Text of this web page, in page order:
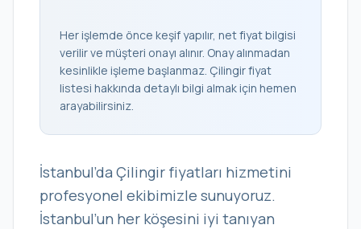
Her işlemde önce keşif yapılır, net fiyat bilgisi
verilir ve müşteri onayı alınır. Onay alınmadan
kesinlikle işleme başlanmaz. Çilingir fiyat
listesi hakkında detaylı bilgi almak için hemen
arayabilirsiniz.
İstanbul’da Çilingir fiyatları hizmetini
profesyonel ekibimizle sunuyoruz.
İstanbul’un her köşesini iyi tanıyan